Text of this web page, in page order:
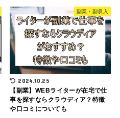
副業・副収入
2024.10.25
【副業】WEBライターが在宅で仕
事を探すならクラウディア？特徴
や口コミについても